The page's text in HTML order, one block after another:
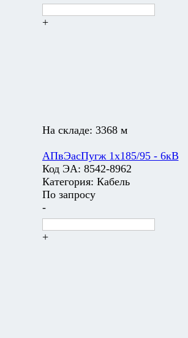
+
На складе: 3368 м
АПвЭасПугж 1х185/95 - 6кВ
Код ЭА: 8542-8962
Категория: Кабель
По запросу
-
+